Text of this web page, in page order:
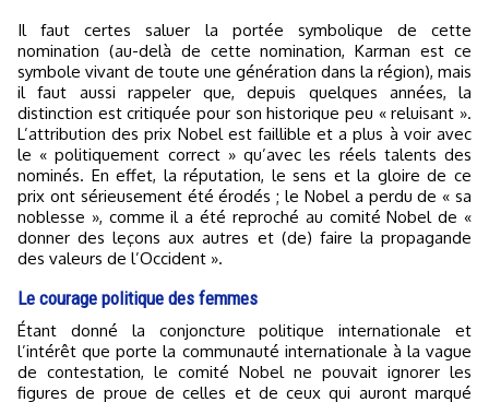
Il faut certes saluer la portée symbolique de cette
nomination (au-delà de cette nomination, Karman est ce
symbole vivant de toute une génération dans la région), mais
il faut aussi rappeler que, depuis quelques années, la
distinction est critiquée pour son historique peu « reluisant ».
L’attribution des prix Nobel est faillible et a plus à voir avec
le « politiquement correct » qu’avec les réels talents des
nominés. En effet, la réputation, le sens et la gloire de ce
prix ont sérieusement été érodés ; le Nobel a perdu de « sa
noblesse », comme il a été reproché au comité Nobel de «
donner des leçons aux autres et (de) faire la propagande
des valeurs de l’Occident ».
Le courage politique des femmes
Étant donné la conjoncture politique internationale et
l’intérêt que porte la communauté internationale à la vague
de contestation, le comité Nobel ne pouvait ignorer les
figures de proue de celles et de ceux qui auront marqué